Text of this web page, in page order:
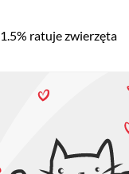
Główna
nawigacja
1.5% ratuje zwierzęta